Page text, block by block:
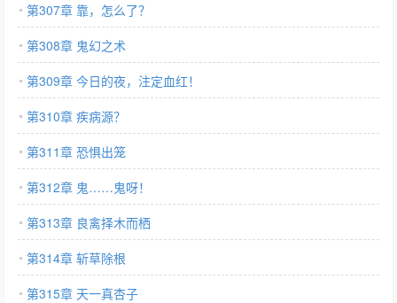
第307章 靠，怎么了？
第308章 鬼幻之术
第309章 今日的夜，注定血红！
第310章 疾病源？
第311章 恐惧出笼
第312章 鬼……鬼呀！
第313章 良禽择木而栖
第314章 斩草除根
第315章 天一真杏子